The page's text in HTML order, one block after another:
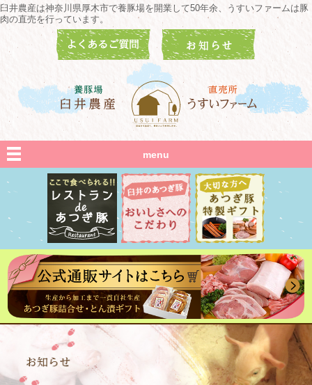
臼井農産は神奈川県厚木市で養豚場を開業して50年余、うすいファームは豚
肉の直売を行っています。
menu